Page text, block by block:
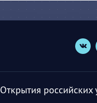
Открытия российских